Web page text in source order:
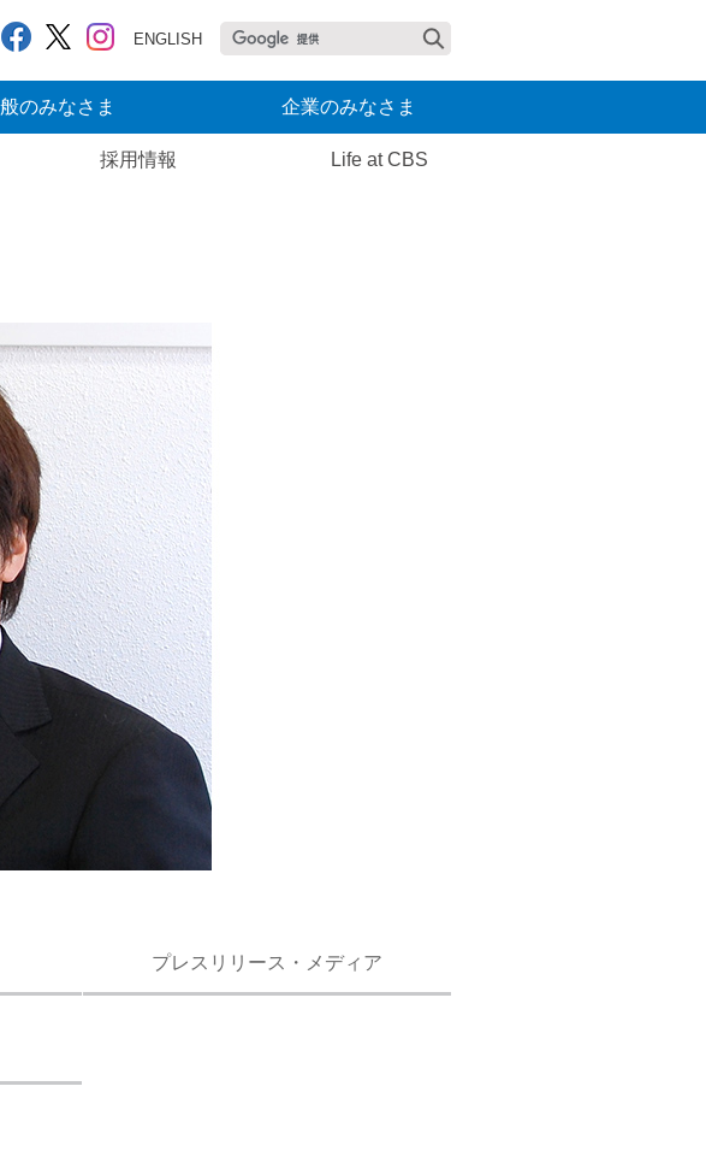
ENGLISH
のみなさま 企業のみなさま
採用情報 Life at CBS
プレスリリース・メディア